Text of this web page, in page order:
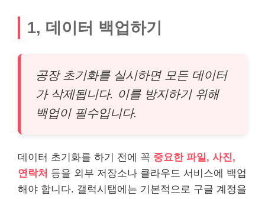
1, 데이터 백업하기
공장 초기화를 실시하면 모든 데이터
가 삭제됩니다. 이를 방지하기 위해
백업이 필수입니다.
데이터 초기화를 하기 전에 꼭 중요한 파일, 사진,
연락처 등을 외부 저장소나 클라우드 서비스에 백업
해야 합니다. 갤럭시탭에는 기본적으로 구글 계정을